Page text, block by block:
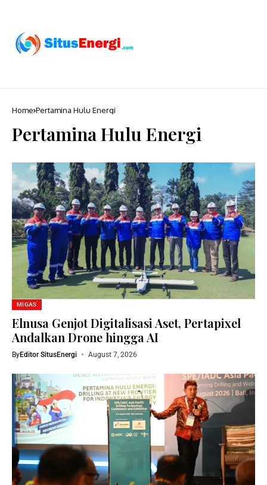
Home Pertamina Hulu Energi
Pertamina Hulu Energi
MIGAS
Elnusa Genjot Digitalisasi Aset, Pertapixel
Andalkan Drone hingga AI
ByEditor SitusEnergi August 7, 2026